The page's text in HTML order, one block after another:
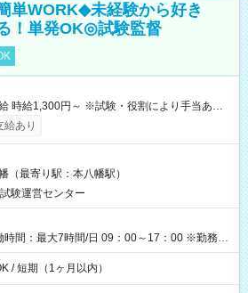
単WORK◆未経験から好き
！単発OK◎試験監督
あり
昇給あり 【即給（前払い）オプションあ
る場合、勤務から1週間ほどで給与の一部を受け
試験 8:30～17:30（休憩1時間） 時給1,300円
円＋交通費 ※当日の役割により時給＋100
家試験 7:00～13:30（休憩なし） 時給1,300
円）×6時間＝日収8,400円＋交通費 【試用期
給あり
（最寄り駅：本八幡駅）
験運営センター
時間：最大7時間/日 09：00～17：00 ※勤務時
異なります。
/ 短期（1ヶ月以内）